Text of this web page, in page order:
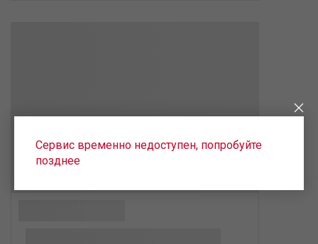
Сервис временно недоступен, попробуйте
позднее